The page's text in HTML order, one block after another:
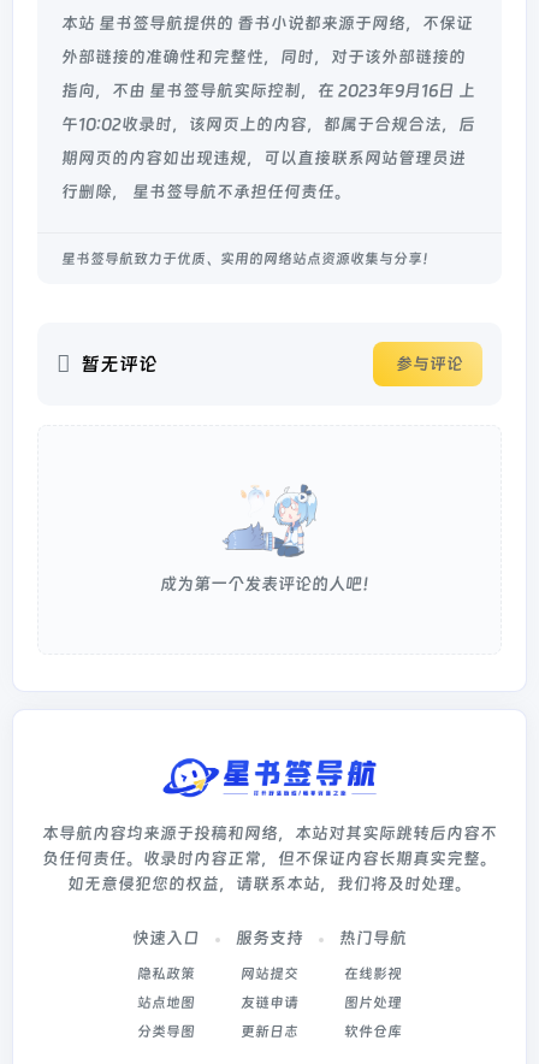
本站 星书签导航提供的 香书小说都来源于网络，不保证
外部链接的准确性和完整性，同时，对于该外部链接的
指向，不由 星书签导航实际控制，在 2023年9月16日 上
午10:02收录时，该网页上的内容，都属于合规合法，后
期网页的内容如出现违规，可以直接联系网站管理员进
行删除， 星书签导航不承担任何责任。
星书签导航致力于优质、实用的网络站点资源收集与分享！
暂无评论 参与评论
成为第一个发表评论的人吧！
本导航内容均来源于投稿和网络，本站对其实际跳转后内容不
负任何责任。收录时内容正常，但不保证内容长期真实完整。
如无意侵犯您的权益，请联系本站，我们将及时处理。
快速入口
隐私政策
站点地图
分类导图
服务支持
网站提交
友链申请
更新日志
热门导航
在线影视
图片处理
软件仓库